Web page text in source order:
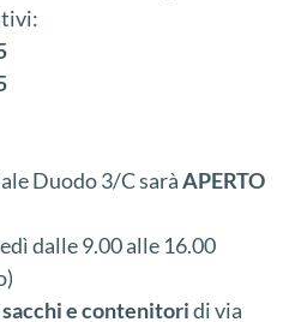
Duodo 3/C saràAPERTO
dalle 9.00 alle 16.00
e contenitoridi via